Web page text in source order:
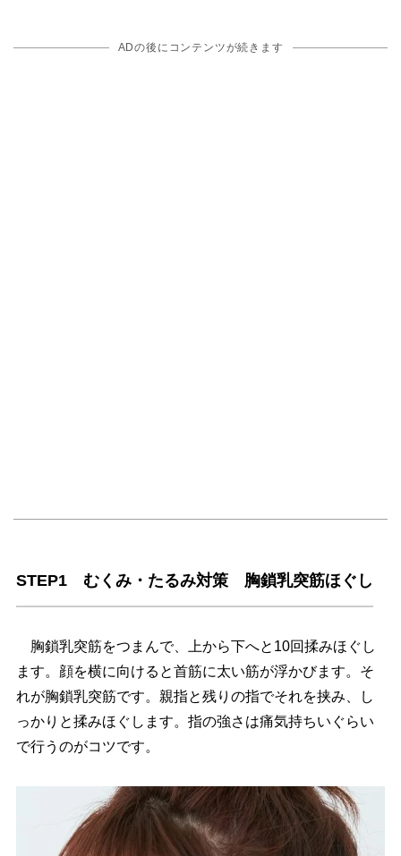
ADの後にコンテンツが続きます
STEP1 むくみ・たるみ対策 胸鎖乳突筋ほぐし
胸鎖乳突筋をつまんで、上から下へと10回揉みほぐし
ます。顔を横に向けると首筋に太い筋が浮かびます。そ
れが胸鎖乳突筋です。親指と残りの指でそれを挟み、し
っかりと揉みほぐします。指の強さは痛気持ちいぐらい
で行うのがコツです。